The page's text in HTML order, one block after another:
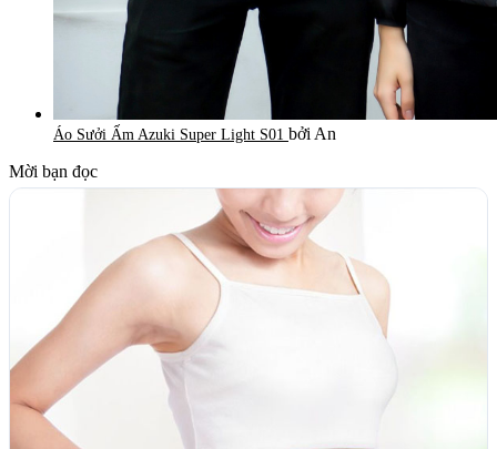
Áo Sưởi Ấm Azuki Super Light S01 bởi An
Mời bạn đọc